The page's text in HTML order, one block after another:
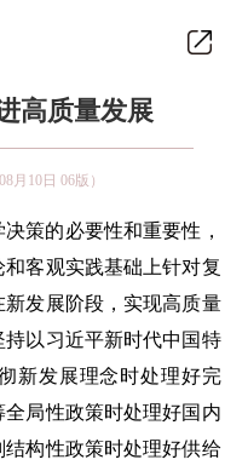
高质量发展
月10日 06版）
策的必要性和重要性，
客观实践基础上针对复
发展阶段，实现高质量
以习近平新时代中国特
新发展理念时处理好完
局性政策时处理好国内
构性政策时处理好供给